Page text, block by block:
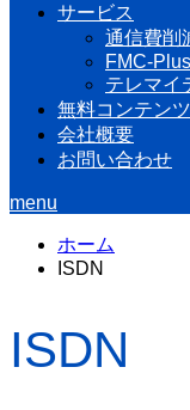
サービス
通信費削
FMC-Plus
テレマイ
無料コンテンツ
会社概要
お問い合わせ
menu
ホーム
ISDN
ISDN